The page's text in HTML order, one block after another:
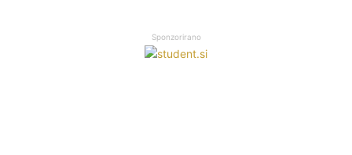
Sponzorirano